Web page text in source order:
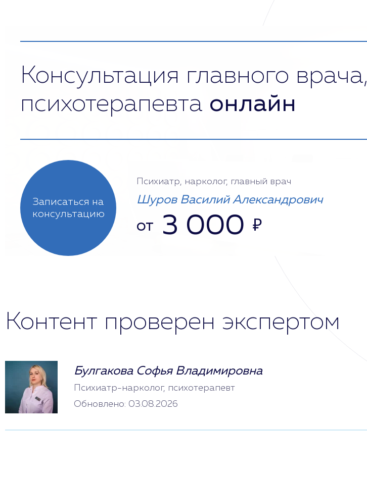
Консультация главного врача,
психотерапевта онлайн
Записаться на
консультацию
Психиатр, нарколог, главный врач
Шуров Василий Александрович
от 3 000 ₽
Контент проверен экспертом
Булгакова Софья Владимировна
Психиатр-нарколог, психотерапевт
Обновлено: 03.08.2026